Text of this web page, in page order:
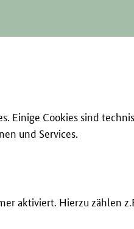
Einige Cookies sind
und Services.
aktiviert. Hierzu zählen